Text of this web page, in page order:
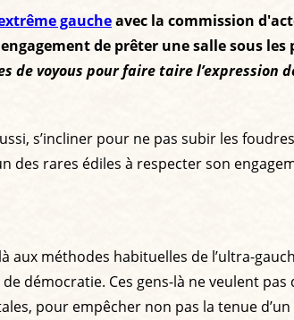
gaucheavec la commission
de prêter une salle sous les
de voyous pour faire taire l’expression
s’incliner pour ne pas subir les
des rares édiles à respecter son
méthodes habituelles de l’ultra-
démocratie. Ces gens-là ne veulent
pour empêcher non pas la tenue